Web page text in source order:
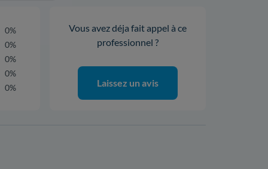
0%
0%
0%
0%
0%
Vous avez déja fait appel à ce
professionnel ?
Laissez un avis